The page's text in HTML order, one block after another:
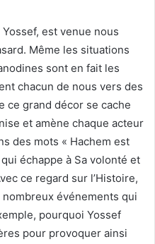
est venue nous
Même les situations
sont en fait les
chacun de nous vers des
ce grand décor se cache
et amène chaque acteur
des mots « Hachem est
échappe à Sa volonté et
ce regard sur l’Histoire,
événements qui
pourquoi Yossef
pour provoquer ainsi